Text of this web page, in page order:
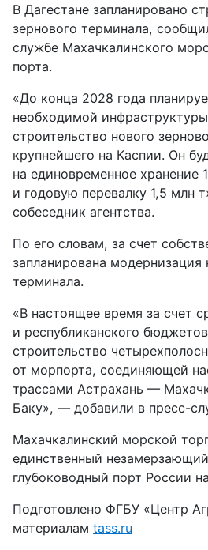
В Дагестане запланировано
зернового терминала,
службе Махачкалинского
порта.
«До конца 2028 года
необходимой
строительство нового
крупнейшего на Каспии. Он
на единовременное хранение
и годовую перевалку 1,5 млн
собеседник агентства.
По его словам, за счет
запланирована модернизация
терминала.
«В настоящее время за счет
и республиканского
строительство
от морпорта, соединяющей
трассами Астрахань —
Баку», — добавили в пресс-
Махачкалинский морской
единственный
глубоководный порт России
Подготовлено ФГБУ «Центр
материалам tass.ru